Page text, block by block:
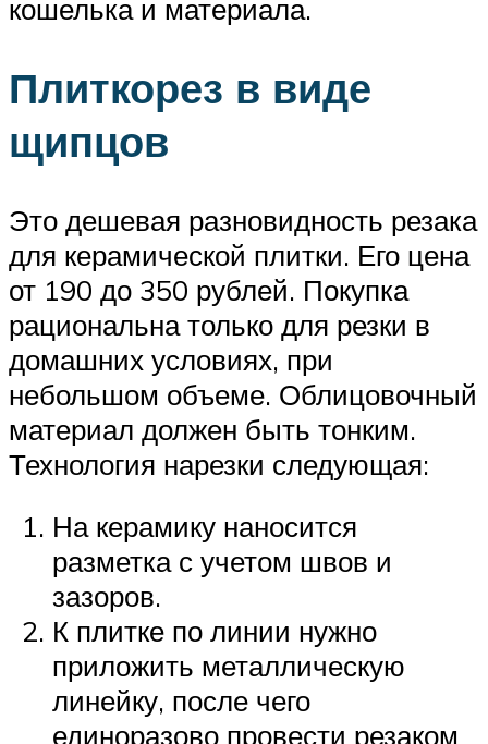
кошелька и материала.
Плиткорез в виде
щипцов
Это дешевая разновидность резака
для керамической плитки. Его цена
от 190 до 350 рублей. Покупка
рациональна только для резки в
домашних условиях, при
небольшом объеме. Облицовочный
материал должен быть тонким.
Технология нарезки следующая:
На керамику наносится
разметка с учетом швов и
зазоров.
К плитке по линии нужно
приложить металлическую
линейку, после чего
единоразово провести резаком